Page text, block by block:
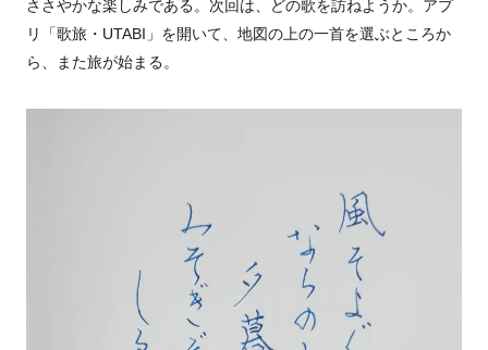
ささやかな楽しみである。次回は、どの歌を訪ねようか。アプ
リ「歌旅・UTABI」を開いて、地図の上の一首を選ぶところか
ら、また旅が始まる。